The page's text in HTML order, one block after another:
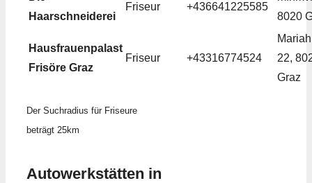
Haarschneiderei
Friseur +436641225585
8020
Hausfrauenpalast
Frisöre Graz
Friseur +43316774524
22,
Graz
Der Suchradius für Friseure
beträgt 25km
Autowerkstätten in